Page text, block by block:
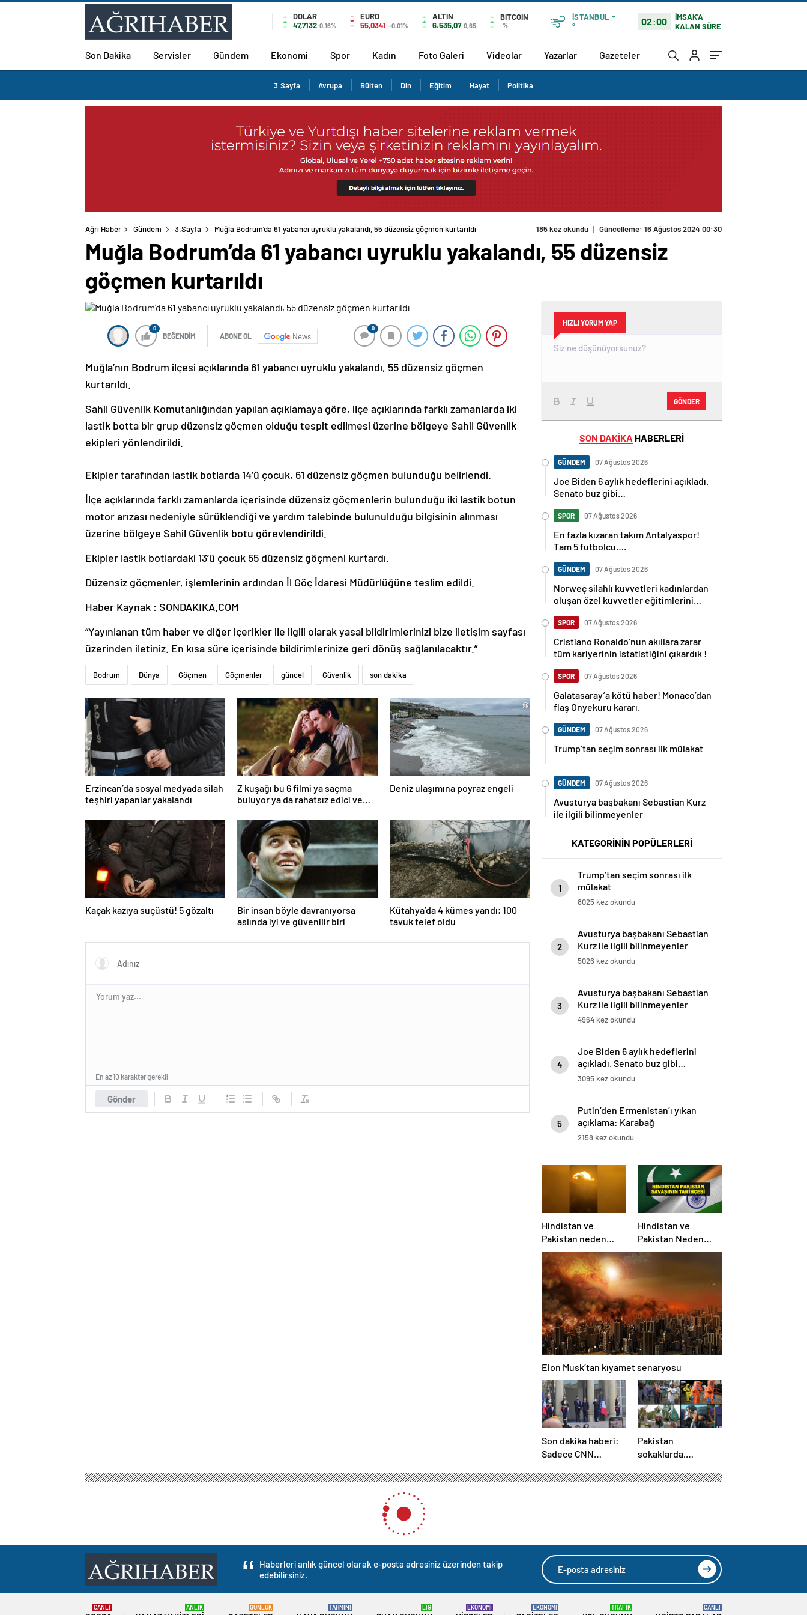
DOLAR
47,7132 0.16%
EURO
55,0341 -0.01%
ALTIN
6.535,07 0,65
BITCOIN
%
İSTANBUL
°
02:00
İMSAK'A
KALAN SÜRE
Son Dakika Servisler Gündem Ekonomi Spor Kadın Foto Galeri Videolar Yazarlar Gazeteler
3.Sayfa Avrupa Bülten Din Eğitim Hayat Politika
Ağrı Haber Gündem 3.Sayfa Muğla Bodrum’da 61 yabancı uyruklu yakalandı, 55 düzensiz göçmen kurtarıldı 185 kez okundu | Güncelleme: 16 Ağustos 2024 00:30
Muğla Bodrum’da 61 yabancı uyruklu yakalandı, 55 düzensiz
göçmen kurtarıldı
0
BEĞENDİM ABONE OL News
0
Muğla’nın Bodrum ilçesi açıklarında 61 yabancı uyruklu yakalandı, 55 düzensiz göçmen
kurtarıldı.
Sahil Güvenlik Komutanlığından yapılan açıklamaya göre, ilçe açıklarında farklı zamanlarda iki
lastik botta bir grup düzensiz göçmen olduğu tespit edilmesi üzerine bölgeye Sahil Güvenlik
ekipleri yönlendirildi.
Ekipler tarafından lastik botlarda 14’ü çocuk, 61 düzensiz göçmen bulunduğu belirlendi.
İlçe açıklarında farklı zamanlarda içerisinde düzensiz göçmenlerin bulunduğu iki lastik botun
motor arızası nedeniyle sürüklendiği ve yardım talebinde bulunulduğu bilgisinin alınması
üzerine bölgeye Sahil Güvenlik botu görevlendirildi.
Ekipler lastik botlardaki 13’ü çocuk 55 düzensiz göçmeni kurtardı.
Düzensiz göçmenler, işlemlerinin ardından İl Göç İdaresi Müdürlüğüne teslim edildi.
Haber Kaynak : SONDAKIKA.COM
“Yayınlanan tüm haber ve diğer içerikler ile ilgili olarak yasal bildirimlerinizi bize iletişim sayfası
üzerinden iletiniz. En kısa süre içerisinde bildirimlerinize geri dönüş sağlanılacaktır.”
Bodrum Dünya Göçmen Göçmenler güncel Güvenlik son dakika
Erzincan’da sosyal medyada silah
teşhiri yapanlar yakalandı
Z kuşağı bu 6 filmi ya saçma
buluyor ya da rahatsız edici ve
Deniz ulaşımına poyraz engeli
Kaçak kazıya suçüstü! 5 gözaltı
Bir insan böyle davranıyorsa
aslında iyi ve güvenilir biri
Kütahya’da 4 kümes yandı; 100
tavuk telef oldu
Gönder
En az 10 karakter gerekli
HIZLI YORUM YAP
GÖNDER
SON DAKİKA HABERLERİ
GÜNDEM 07 Ağustos 2026
Joe Biden 6 aylık hedeflerini açıkladı.
Senato buz gibi…
SPOR 07 Ağustos 2026
En fazla kızaran takım Antalyaspor!
Tam 5 futbolcu….
GÜNDEM 07 Ağustos 2026
Norweç silahlı kuvvetleri kadınlardan
oluşan özel kuvvetler eğitimlerini
SPOR 07 Ağustos 2026
Cristiano Ronaldo’nun akıllara zarar
tüm kariyerinin istatistiğini çıkardık !
SPOR 07 Ağustos 2026
Galatasaray’a kötü haber! Monaco’dan
flaş Onyekuru kararı.
GÜNDEM 07 Ağustos 2026
Trump’tan seçim sonrası ilk mülakat
GÜNDEM 07 Ağustos 2026
Avusturya başbakanı Sebastian Kurz
ile ilgili bilinmeyenler
KATEGORİNİN POPÜLERLERİ
1
Trump’tan seçim sonrası ilk
mülakat
8025 kez okundu
2
Avusturya başbakanı Sebastian
Kurz ile ilgili bilinmeyenler
5026 kez okundu
3
Avusturya başbakanı Sebastian
Kurz ile ilgili bilinmeyenler
4964 kez okundu
4
Joe Biden 6 aylık hedeflerini
açıkladı. Senato buz gibi…
3095 kez okundu
5
Putin’den Ermenistan’ı yıkan
açıklama: Karabağ
Azerbaycan’ın ayrılmaz bir
2158 kez okundu
Hindistan ve
Pakistan neden
savaşıyor?
Hindistan ve
Pakistan Neden
Savaşıyor? Keşmir
Neden Savaş
Başladı? İşte
Hindistan Pakistan
Savaşının Tarihçesi!
Elon Musk’tan kıyamet senaryosu
Son dakika haberi:
Sadece CNN
Elize’de! Suriye
Pakistan
sokaklarda,
tatbikatta: “Ateşle
Haberleri anlık güncel olarak e-posta adresiniz üzerinden takip
edebilirsiniz.
CANLI ANLIK GÜNLÜK TAHMİNİ LİG EKONOMİ EKONOMİ TRAFİK CANLI